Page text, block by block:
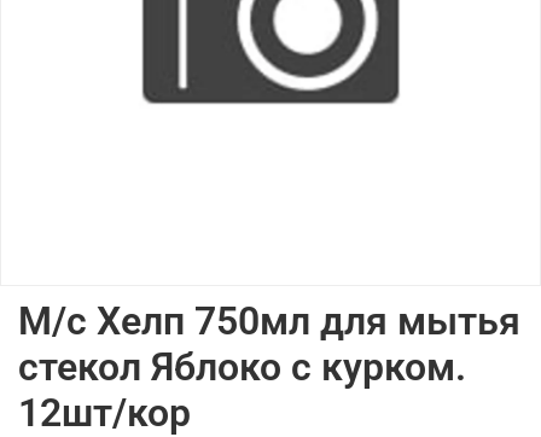
М/с Хелп 750мл для мытья
стекол Яблоко с курком.
12шт/кор